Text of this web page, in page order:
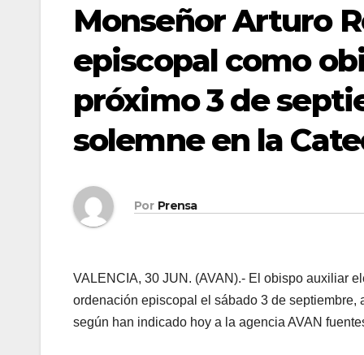
Monseñor Arturo
episcopal como
próximo 3 de
solemne en la
Por Prensa
VALENCIA, 30 JUN. (AVAN).- El obispo auxiliar
ordenación episcopal el sábado 3 de
según han indicado hoy a la agencia AVAN